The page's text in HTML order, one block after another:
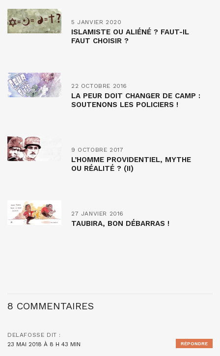
5 JANVIER 2020
ISLAMISTE OU ALIÉNÉ ? FAUT-IL
FAUT CHOISIR ?
22 OCTOBRE 2016
LA PEUR DOIT CHANGER DE CAMP :
SOUTENONS LES POLICIERS !
9 OCTOBRE 2017
L’HOMME PROVIDENTIEL, MYTHE
OU RÉALITÉ ? (II)
27 JANVIER 2016
TAUBIRA, BON DÉBARRAS !
8 COMMENTAIRES
DELAFOSSE DIT :
23 MAI 2018 À 8 H 43 MIN
RÉPONDRE